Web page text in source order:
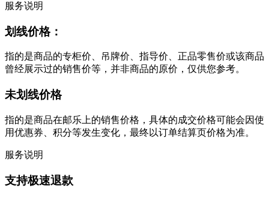
服务说明
划线价格：
指的是商品的专柜价、吊牌价、指导价、正品零售价或该商品
曾经展示过的销售价等，并非商品的原价，仅供您参考。
未划线价格
指的是商品在邮乐上的销售价格，具体的成交价格可能会因使
用优惠券、积分等发生变化，最终以订单结算页价格为准。
服务说明
支持极速退款